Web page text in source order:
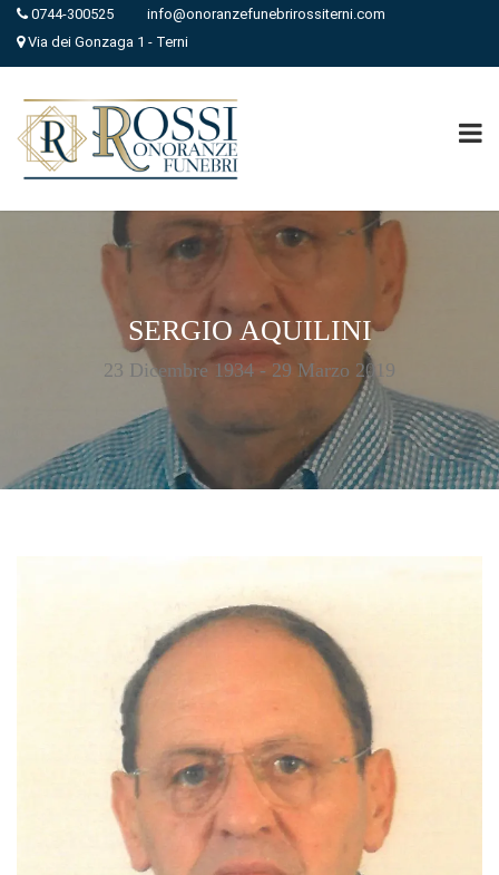
0744-300525
info@onoranzefunebrirossiterni.com
Via dei Gonzaga 1 - Terni
SERGIO AQUILINI
23 Dicembre 1934 - 29 Marzo 2019